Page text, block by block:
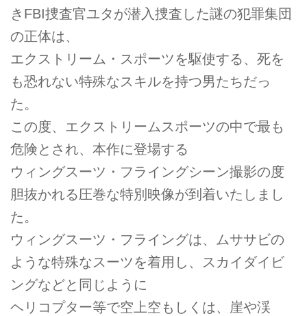
きFBI捜査官ユタが潜入捜査した謎の犯罪集団
の正体は、
エクストリーム・スポーツを駆使する、死を
も恐れない特殊なスキルを持つ男たちだっ
た。
この度、エクストリームスポーツの中で最も
危険とされ、本作に登場する
ウィングスーツ・フライングシーン撮影の度
胆抜かれる圧巻な特別映像が到着いたしまし
た。
ウィングスーツ・フライングは、ムササビの
ような特殊なスーツを着用し、スカイダイビ
ングなどと同じように
ヘリコプター等で空上空もしくは、崖や渓